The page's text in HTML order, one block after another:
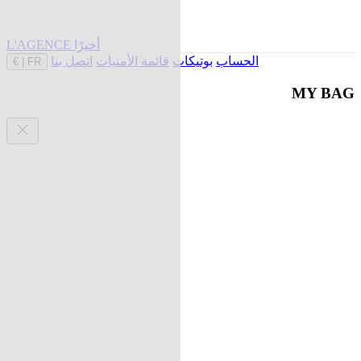
L'AGENCE أخيرًا
FR
€ الحساب بوتيكات قائمة الأمنيات اتصل بنا
MY BAG